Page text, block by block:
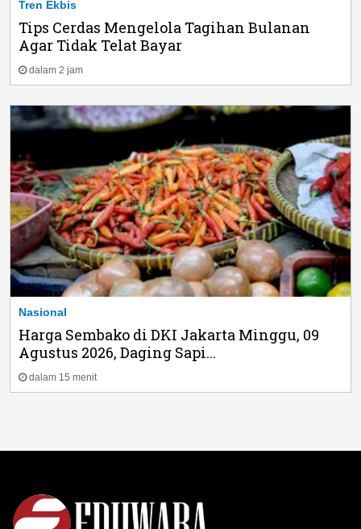
Tren Ekbis
Tips Cerdas Mengelola Tagihan Bulanan
Agar Tidak Telat Bayar
dalam 2 jam
Nasional
Harga Sembako di DKI Jakarta Minggu, 09
Agustus 2026, Daging Sapi...
dalam 15 menit